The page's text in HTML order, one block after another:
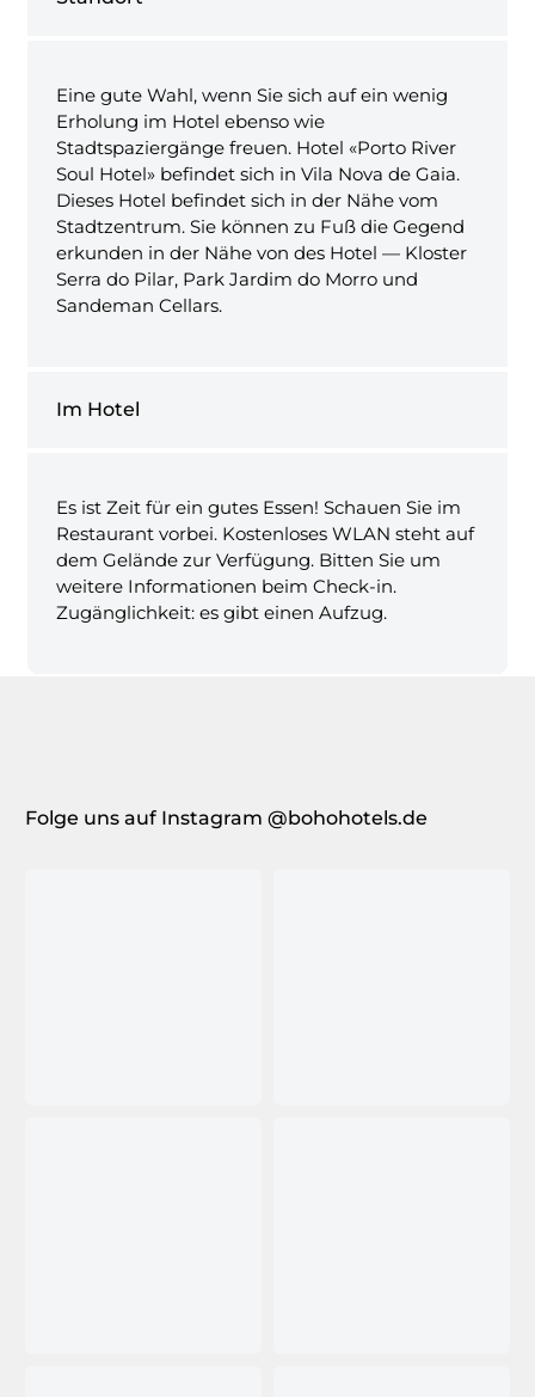
Eine gute Wahl, wenn Sie sich auf ein wenig
Erholung im Hotel ebenso wie
Stadtspaziergänge freuen. Hotel «Porto River
Soul Hotel» befindet sich in Vila Nova de Gaia.
Dieses Hotel befindet sich in der Nähe vom
Stadtzentrum. Sie können zu Fuß die Gegend
erkunden in der Nähe von des Hotel — Kloster
Serra do Pilar, Park Jardim do Morro und
Sandeman Cellars.
Im Hotel
Es ist Zeit für ein gutes Essen! Schauen Sie im
Restaurant vorbei. Kostenloses WLAN steht auf
dem Gelände zur Verfügung. Bitten Sie um
weitere Informationen beim Check-in.
Zugänglichkeit: es gibt einen Aufzug.
Folge uns auf Instagram @bohohotels.de